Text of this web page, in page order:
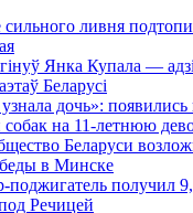
сильного ливня
Янка Купала —
Беларусі
дочь»:
собак на 11-летнюю
Беларуси
в Минске
поджигатель получил
Речицей